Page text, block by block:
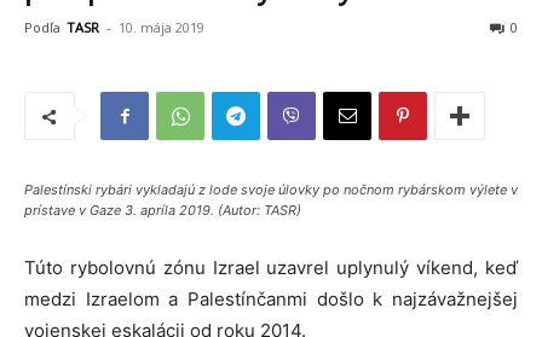
Podľa TASR - 10. mája 2019 0
Palestínski rybári vykladajú z lode svoje úlovky po nočnom rybárskom výlete v
prístave v Gaze 3. apríla 2019. (Autor: TASR)
Túto rybolovnú zónu Izrael uzavrel uplynulý víkend, keď
medzi Izraelom a Palestínčanmi došlo k najzávažnejšej
vojenskej eskalácii od roku 2014.